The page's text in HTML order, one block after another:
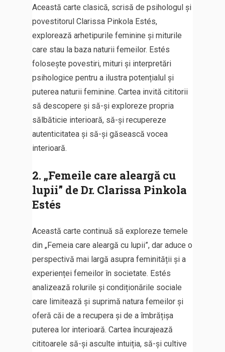
Această carte clasică, scrisă de psihologul și
povestitorul Clarissa Pinkola Estés,
explorează arhetipurile feminine și miturile
care stau la baza naturii femeilor. Estés
folosește povestiri, mituri și interpretări
psihologice pentru a ilustra potențialul și
puterea naturii feminine. Cartea invită cititorii
să descopere și să-și exploreze propria
sălbăticie interioară, să-și recupereze
autenticitatea și să-și găsească vocea
interioară.
2. „Femeile care aleargă cu
lupii” de Dr. Clarissa Pinkola
Estés
Această carte continuă să exploreze temele
din „Femeia care aleargă cu lupii”, dar aduce o
perspectivă mai largă asupra feminității și a
experienței femeilor în societate. Estés
analizează rolurile și condiționările sociale
care limitează și suprimă natura femeilor și
oferă căi de a recupera și de a îmbrățișa
puterea lor interioară. Cartea încurajează
cititoarele să-și asculte intuiția, să-și cultive